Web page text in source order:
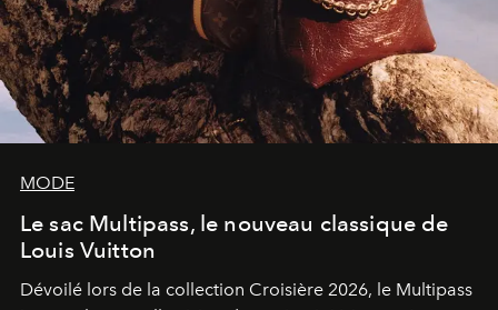
MODE
Le sac Multipass, le nouveau classique de
Louis Vuitton
Dévoilé lors de la collection Croisière 2026, le Multipass